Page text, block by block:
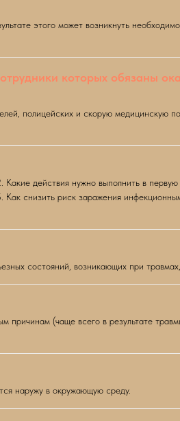
этого может возникнуть
которых обязаны
полицейских и скорую медицинскую
действия нужно выполнить в
снизить риск заражения
состояний, возникающих при травмах,
(чаще всего в результате
наружу в окружающую среду.